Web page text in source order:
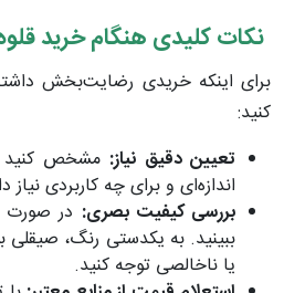
نکات کلیدی هنگام خرید
برای اینکه خریدی رضایت‌بخش
کنید:
تعیین دقیق نیاز: مشخص کنید
اندازه‌ای و برای چه کاربردی نیاز
بررسی کیفیت بصری: در صورت
ببینید. به یکدستی رنگ،
یا ناخالصی توجه کنید.